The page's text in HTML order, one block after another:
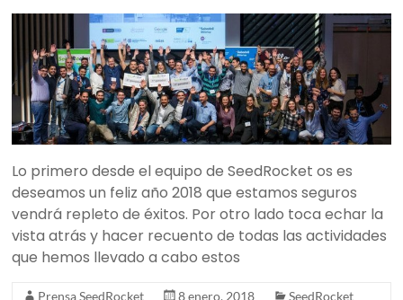
Lo primero desde el equipo de SeedRocket os es
deseamos un feliz año 2018 que estamos seguros
vendrá repleto de éxitos. Por otro lado toca echar la
vista atrás y hacer recuento de todas las actividades
que hemos llevado a cabo estos
Prensa SeedRocket 8 enero, 2018
SeedRocket